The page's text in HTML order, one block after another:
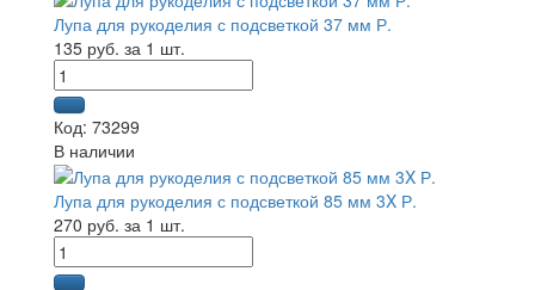
Лупа для рукоделия с подсветкой 37 мм Р.
135 руб. за 1 шт.
Код: 73299
В наличии
Лупа для рукоделия с подсветкой 85 мм 3X Р.
270 руб. за 1 шт.